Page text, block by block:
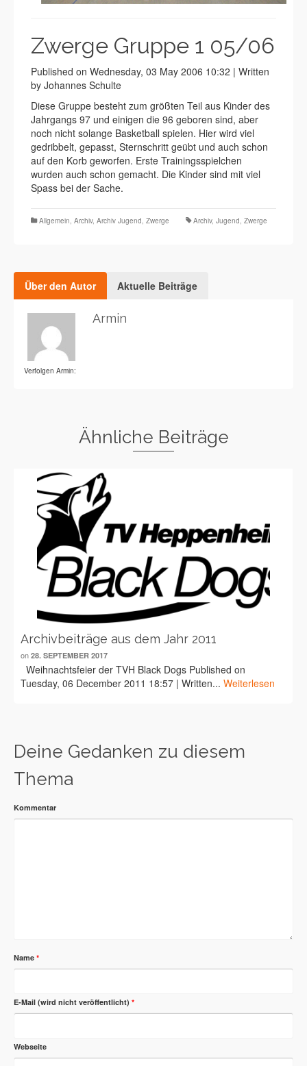
Zwerge Gruppe 1 05/06
Published on Wednesday, 03 May 2006 10:32 | Written
by Johannes Schulte
Diese Gruppe besteht zum größten Teil aus Kinder des
Jahrgangs 97 und einigen die 96 geboren sind, aber
noch nicht solange Basketball spielen. Hier wird viel
gedribbelt, gepasst, Sternschritt geübt und auch schon
auf den Korb geworfen. Erste Trainingsspielchen
wurden auch schon gemacht. Die Kinder sind mit viel
Spass bei der Sache.
Allgemein, Archiv, Archiv Jugend, Zwerge Archiv, Jugend, Zwerge
Über den Autor Aktuelle Beiträge
Verfolgen Armin:
Armin
Ähnliche Beiträge
Archivbeiträge aus dem Jahr 2011
on 28. SEPTEMBER 2017
Weihnachtsfeier der TVH Black Dogs Published on
Tuesday, 06 December 2011 18:57 | Written... Weiterlesen
Deine Gedanken zu diesem
Thema
Kommentar
Name *
E-Mail (wird nicht veröffentlicht) *
Webseite